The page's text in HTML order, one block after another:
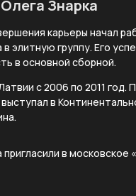
Знарка
карьеры начал
элитную группу. Его
в основной сборной.
с 2006 по 2011 год.
в
пригласили в